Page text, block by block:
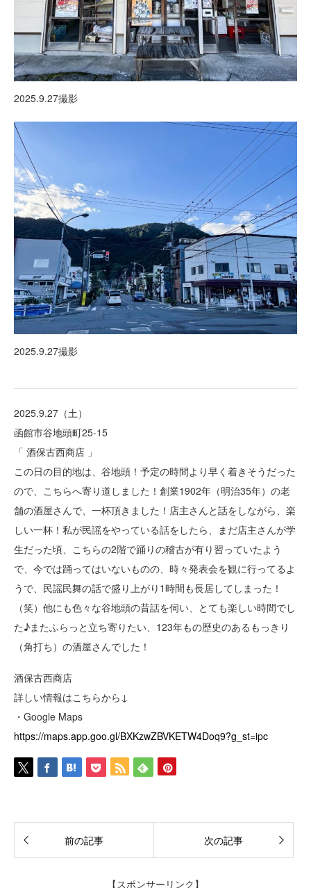
2025.9.27撮影
2025.9.27撮影
2025.9.27（土）
函館市谷地頭町25-15
「 酒保古西商店 」
この日の目的地は、谷地頭！予定の時間より早く着きそうだった
ので、こちらへ寄り道しました！創業1902年（明治35年）の老
舗の酒屋さんで、一杯頂きました！店主さんと話をしながら、楽
しい一杯！私が民謡をやっている話をしたら、まだ店主さんが学
生だった頃、こちらの2階で踊りの稽古が有り習っていたよう
で、今では踊ってはいないものの、時々発表会を観に行ってるよ
うで、民謡民舞の話で盛り上がり1時間も長居してしまった！
（笑）他にも色々な谷地頭の昔話を伺い、とても楽しい時間でし
た♪またふらっと立ち寄りたい、123年もの歴史のあるもっきり
（角打ち）の酒屋さんでした！
酒保古西商店
詳しい情報はこちらから↓
・Google Maps
https://maps.app.goo.gl/BXKzwZBVKETW4Doq9?g_st=ipc
前の記事 次の記事
【スポンサーリンク】